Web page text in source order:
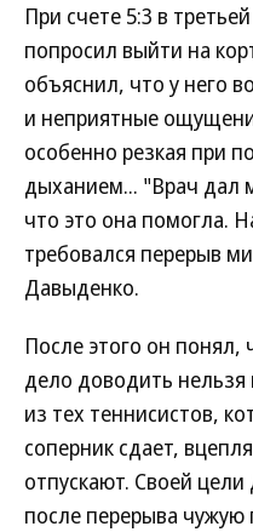
При счете 5:3 в
попросил выйти на
объяснил, что у него
и неприятные
особенно резкая при
дыханием... "Врач дал
что это она помогла.
требовался перерыв
Давыденко.
После этого он понял,
дело доводить
из тех теннисистов,
соперник сдает,
отпускают. Своей
после перерыва чужую